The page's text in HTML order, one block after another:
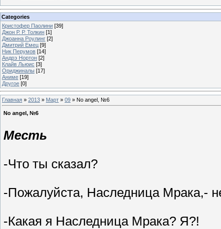
Categories
Кристофер Паолини [39]
Джон Р. Р. Толкин [1]
Джоанна Роулинг [2]
Дмитрий Емец [9]
Ник Перумов [14]
Андрэ Нортон [2]
Клайв Льюис [3]
Ориджиналы [17]
Аниме [19]
Другое [0]
Главная » 2013 » Март » 09 » No angel, №6
No angel, №6
Месть
-Что ты сказал?
-Пожалуйста, Наследница Мрака,-
-Какая я Наследница Мрака? Я?!